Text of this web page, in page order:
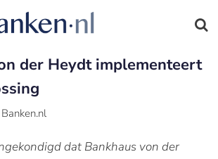
der Heydt implementeert
Banken.nl
dat Bankhaus von der